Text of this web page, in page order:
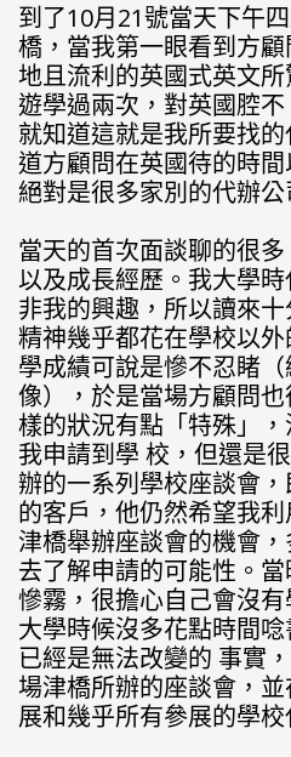
到了10月21號當天下午
橋，當我第一眼看到方
地且流利的英國式英文
遊學過兩次，對英國腔
就知道這就是我所要找
道方顧問在英國待的時間
絕對是很多家別的代辦公
當天的首次面談聊的很
以及成長經歷。我大學
非我的興趣，所以讀來
精神幾乎都花在學校以
學成績可說是慘不忍睹
像），於是當場方顧問
樣的狀況有點「特殊」
我申請到學 校，但還是
辦的一系列學校座談會
的客戶，他仍然希望我
津橋舉辦座談會的機會
去了解申請的可能性。
慘霧，很擔心自己會沒
大學時候沒多花點時間
已經是無法改變的 事實
場津橋所辦的座談會，
展和幾乎所有參展的學校